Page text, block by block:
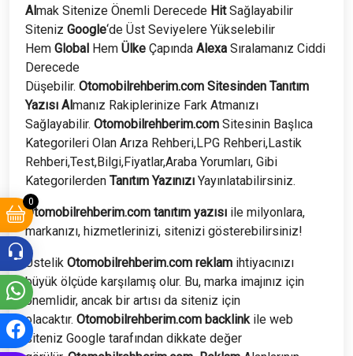
0
Almak Sitenize Önemli Derecede HitSağlayabilir
Siteniz Google‘de Üst Seviyelere Yükselebilir
Hem Global Hem Ülke Çapında Alexa Sıralamanız Ciddi
Derecede
Düşebilir. Otomobilrehberim.com Sitesinden Tanıtım
Yazısı Almanız Rakiplerinize Fark Atmanızı
Sağlayabilir. Otomobilrehberim.com Sitesinin Başlıca
Kategorileri Olan Arıza Rehberi,LPG Rehberi,Lastik
Rehberi,Test,Bilgi,Fiyatlar,Araba Yorumları, Gibi
Kategorilerden Tanıtım Yazınızı Yayınlatabilirsiniz.
Otomobilrehberim.com tanıtım yazısı ile milyonlara,
markanızı, hizmetlerinizi, sitenizi gösterebilirsiniz!
Üstelik Otomobilrehberim.com reklam ihtiyacınızı
büyük ölçüde karşılamış olur. Bu, marka imajınız için
önemlidir, ancak bir artısı da siteniz için
olacaktır. Otomobilrehberim.com backlinkile web
siteniz Google tarafından dikkate değer